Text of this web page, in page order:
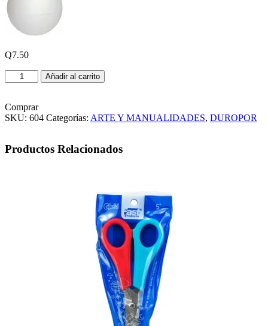
Q7.50
ESFERA
DE
#8
cantidad
Añadir al carrito
Comprar
SKU: 604 Categorías: ARTE Y MANUALIDADES, DUROPOR
Productos Relacionados